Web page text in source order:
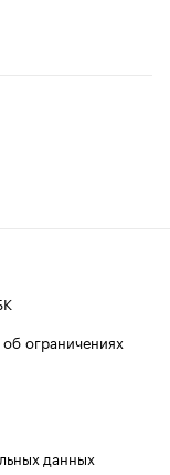
ограничениях
данных